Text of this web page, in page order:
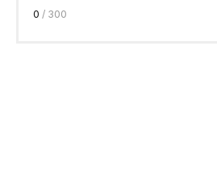
0 / 300